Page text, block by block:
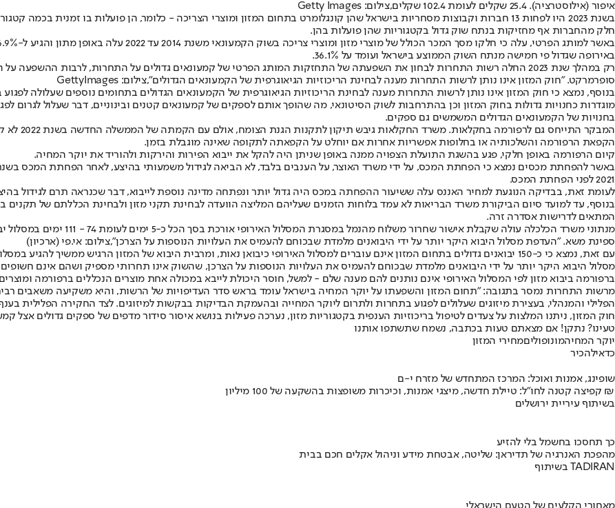
איפור (אילוסטרציה). 25.4 שקלים לעומת 102.4 שקלים,צילום: Getty Images
בשנת 2023 היו לפחות 13 חברות וקבוצות מסחריות בישראל שהן קונגלומרט בתחום המזון ומוצרי הצריכה - כלומר, הן פועלות בו זמנית בכמה קטגוריות בתחום המזון.
חלק מהחברות אף מחזיקות בנתח שוק גדול בקטגוריות שהן פועלות בהן.
באירופה שגדול פי חמישה מנתח השוק הממוצע בישראל ועומד על 36.1%.
רק במהלך שנת 2023 החלה רשות התחרות לבחון את השפעתה של התחזקות המותג הפרטי של קמעונאים גדולים על התחרות, לרבות ההשפעה על הספקים הקטנים וכניסתם למדף אצל אותם הקמעונאים.
סופרמרקט. "חוק המזון אינו נותן לרשות התחרות מענה לבחינת הריכוזיות הגיאוגרפית של הקמעונאים הגדולים",צילום: GettyImages
בנוסף, נמצא כי חוק המזון אינו נותן לרשות התחרות מענה לבחינת הריכוזיות הגיאוגרפית של הקמעונאים הגדולים בתחומים נוספים שעלולה
מוגדרות כחנויות גדולות בחוק המזון וכן בהתרחבות לשוק הסיטונאי, מה שהופך אותם לספקים של קמעונאים קטנים ובינוניים, דבר שעלול לגרום
בחנויות של הקמעונאים הגדולים המשמשים גם ספקים.
המבקר
הקפאת הרפורמה והשלכותיה או בחלופות אפשריות אחרות אם יוחלט על הקפאתה לתקופה שאינה מוגבלת בזמן.
קיום הרפורמה באופן חלקי, פגע בהשגת התועלת הצפויה ממנה באופן שניתן היה להקל את ייבוא הפירות והירקות ולהוריד את יוקר המחיה.
2021 לפני הפחתת המכס.
לעומת זאת, בבדיקה הנוגעת למחיר האננס עלה ששיעור ההפחתה במכס היה גדול יותר ונפתחה מדינה נוספת לייבוא, דבר שכנראה תרם לגידול
בנוסף, עד למועד סיום הביקורת משרד הבריאות לא עמד בלוחות הזמנים שעליהם המליצה הוועדה לבחינת תקני מזון ולבחינת הכללתם של
המתאים לדרישות אסדרה זרה.
מנתוני משרד הכלכלה עולה שקבלת אישור שחרור משלוח מהנמל במסגרת המסלול האירופי אורכת בסך הכל כ-5 ימים לעומת 74 - 111 ימים במסלול יבוא מזון רגיש, הדורש אישור מראש שלא במסגרת המסלול האירופי.
ספינת משא. "העדפת מסלול היבוא היקר יותר על ידי היבואנים מלמדת שבכוחם להעמיס את העלויות הנוספות על הצרכן",צילום: אי.פי (ארכיון)
עם זאת, נמצא כי כ-150 יבואנים גדולים בתחום המזון אינם עוברים למסלול האירופי כיבואן נאות, ומרבית היבוא של המזון הרגיש
מסלול היבוא היקר יותר על ידי היבואנים מלמדת שבכוחם להעמיס את העלויות הנוספות על הצרכן, שהשוק אינו תחרותי מספיק ושהם אינם
ברפורמה ביבוא מזון לפי המסלול האירופי אינם נותנים להם מענה שלם - למשל, חוסר היכולת לייבא במכולה אחת מוצרים הנכללים ברפורמה
מרשות התחרות נמסר בתגובה: "תחום המזון והשפעתו על יוקר המחיה בישראל עומד בראש סדר העדיפויות של הרשות, והיא משקיעה משאבים
חוק המזון, ניתנו המלצות על צעדים לטיפול בריכוזיות הענפית בקטגוריות מזון, נערכה פעילות בנושא איסור סידור מדפים של ספקים גדולים אצל
טעינו? נתקן! אם מצאתם טעות בכתבה, נשמח שתשתפו אותנו
יוקר המחיהמונופוליםמחירי המזון
כדאילהכיר
שופינג, אמנות ואוכל: המרכז המתחדש של מזרח י-ם
קפיצה קטנה לחו"ל: טיילת חדשה, מיצגי אמנות, וכיכרות משופצות בהשקעה של 100 מיליון ₪
בשיתוף עיריית ירושלים
כך תחסכו בחשמל בלי להזיע
מהפכת האנרגיה של תדיראן: שליטה, אבטחת מידע וניהול אקלים חכם בבית
בשיתוף TADIRAN